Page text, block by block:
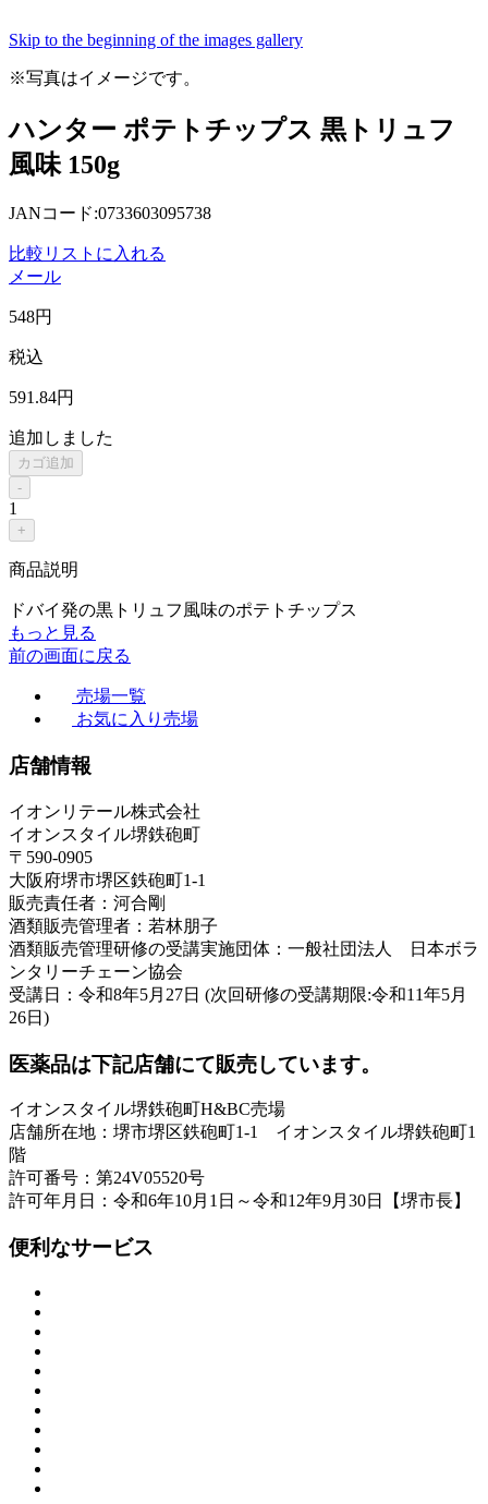
Skip to the beginning of the images gallery
※写真はイメージです。
ハンター ポテトチップス 黒トリュフ
風味 150g
JANコード:0733603095738
比較リストに入れる
メール
548円
税込
591.84円
追加しました
カゴ追加
-
1
+
商品説明
ドバイ発の黒トリュフ風味のポテトチップス
もっと見る
前の画面に戻る
売場一覧
お気に入り売場
店舗情報
イオンリテール株式会社
イオンスタイル堺鉄砲町
〒590-0905
大阪府堺市堺区鉄砲町1-1
販売責任者：河合剛
酒類販売管理者：若林朋子
酒類販売管理研修の受講実施団体：一般社団法人 日本ボラ
ンタリーチェーン協会
受講日：令和8年5月27日 (次回研修の受講期限:令和11年5月
26日)
医薬品は下記店舗にて販売しています。
イオンスタイル堺鉄砲町H&BC売場
店舗所在地：堺市堺区鉄砲町1-1 イオンスタイル堺鉄砲町1
階
許可番号：第24V05520号
許可年月日：令和6年10月1日～令和12年9月30日【堺市長】
便利なサービス